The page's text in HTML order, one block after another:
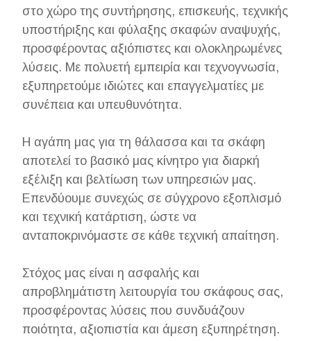
στο χώρο της συντήρησης, επισκευής, τεχνικής
υποστήριξης και φύλαξης σκαφών αναψυχής,
προσφέροντας αξιόπιστες και ολοκληρωμένες
λύσεις. Με πολυετή εμπειρία και τεχνογνωσία,
εξυπηρετούμε ιδιώτες και επαγγελματίες με
συνέπεια και υπευθυνότητα.
Η αγάπη μας για τη θάλασσα και τα σκάφη
αποτελεί το βασικό μας κίνητρο για διαρκή
εξέλιξη και βελτίωση των υπηρεσιών μας.
Επενδύουμε συνεχώς σε σύγχρονο εξοπλισμό
και τεχνική κατάρτιση, ώστε να
ανταποκρινόμαστε σε κάθε τεχνική απαίτηση.
Στόχος μας είναι η ασφαλής και
απροβλημάτιστη λειτουργία του σκάφους σας,
προσφέροντας λύσεις που συνδυάζουν
ποιότητα, αξιοπιστία και άμεση εξυπηρέτηση.